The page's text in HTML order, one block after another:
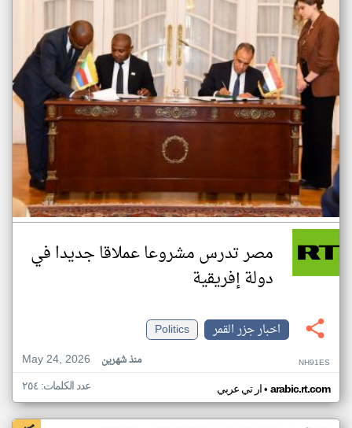
مصر تدرس مشروعا عملاقا جديدا في
دولة إفريقية
اخبار جزر القمر
Politics
May 24, 2026
منذ شهرين NH91ES
ار تي عربي• arabic.rt.com عدد الكلمات: ٢٥٤